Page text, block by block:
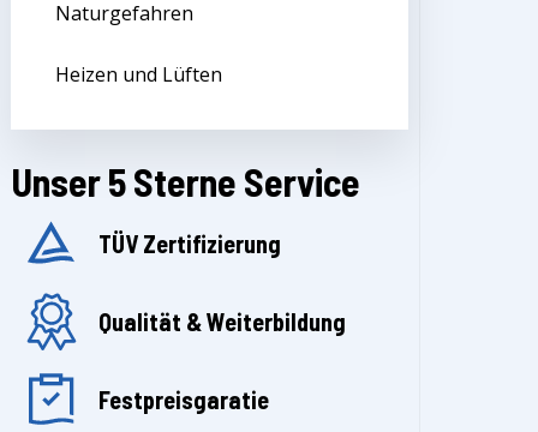
Naturgefahren
Heizen und Lüften
Unser 5 Sterne Service
TÜV Zertifizierung
Qualität & Weiterbildung
Festpreisgaratie